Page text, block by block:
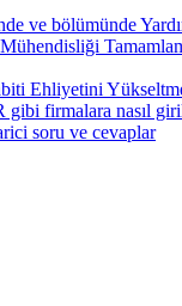
ve bölümünde
Ehliyetini
firmalara nasıl
soru ve cevaplar